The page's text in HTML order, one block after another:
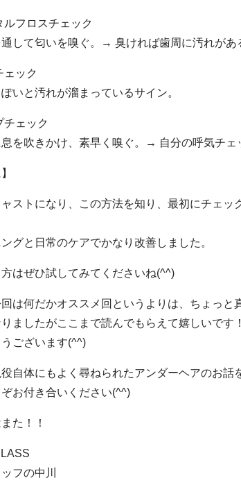
フロスチェック
して匂いを嗅ぐ。→ 臭ければ歯周に汚れがあ
ック
いと汚れが溜まっているサイン。
ェック
を吹きかけ、素早く嗅ぐ。→ 自分の呼気チェ
ストになり、この方法を知り、最初にチェ
グと日常のケアでかなり改善しました。
はぜひ試してみてくださいね(^^)
は何だかオススメ回というよりは、ちょっと
ましたがここまで読んでもらえて嬉しいです！
ございます(^^)
自体にもよく尋ねられたアンダーヘアのお話
お付き合いください(^^)
た！！
フの中川